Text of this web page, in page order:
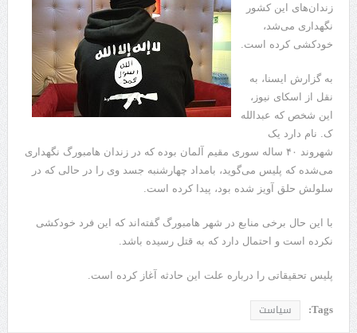
زندان‌های این کشور
نگهداری می‌شد،
خودکشی کرده است.
به گزارش ایسنا، به
نقل از اسکای نیوز،
این شخص که عبدالله
ک. نام دارد یک
شهروند ۴۰ ساله سوری مقیم آلمان بوده که در زندان هامبورگ نگهداری
می‌شده که پلیس می‌گوید، بامداد چهارشنبه جسد وی را در حالی که در
سلولش حلق آویز شده بود، پیدا کرده است.
با این حال برخی منابع در شهر هامبورگ گفته‌اند که این فرد خودکشی
نکرده است و احتمال دارد که به قتل رسیده باشد.
پلیس تحقیقاتی را درباره علت این حادثه آغاز کرده است.
Tags: سیاست